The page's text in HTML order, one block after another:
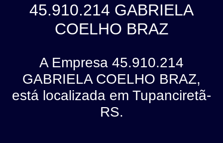
45.910.214 GABRIELA
COELHO BRAZ
A Empresa 45.910.214
GABRIELA COELHO BRAZ,
está localizada em Tupanciretã-
RS.